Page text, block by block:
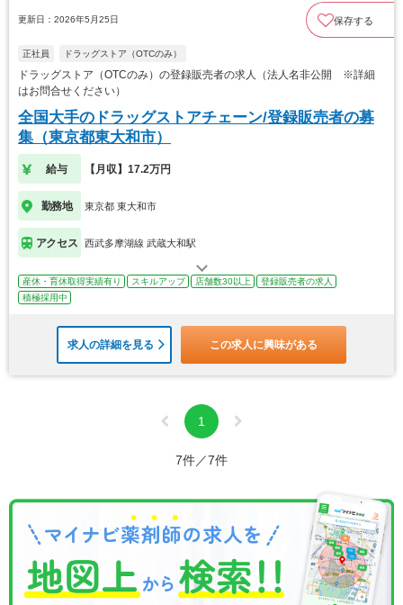
更新日：2026年5月25日 保存する
正社員 ドラッグストア（OTCのみ）
ドラッグストア（OTCのみ）の登録販売者の求人（法人名非公開 ※詳細
はお問合せください）
全国大手のドラッグストアチェーン/登録販売者の募
集（東京都東大和市）
給与 【月収】17.2万円
勤務地 東京都 東大和市
アクセス 西武多摩湖線 武蔵大和駅
産休・育休取得実績有り スキルアップ 店舗数30以上
登録販売者の求人
積極採用中
求人の詳細を見る この求人に興味がある
1
7件／7件